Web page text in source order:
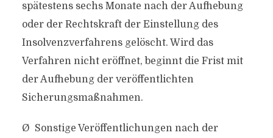
spätestens sechs Monate nach der Aufhebung
oder der Rechtskraft der Einstellung des
Insolvenzverfahrens gelöscht. Wird das
Verfahren nicht eröffnet, beginnt die Frist mit
der Aufhebung der veröffentlichten
Sicherungsmaßnahmen.
Ø Sonstige Veröffentlichungen nach der